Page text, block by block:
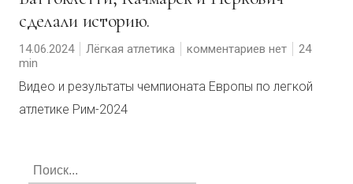
сделали историю.
14.06.2024 Лёгкая атлетика комментариев нет 24
Видео и результаты чемпионата Европы по легкой
атлетике Рим-2024